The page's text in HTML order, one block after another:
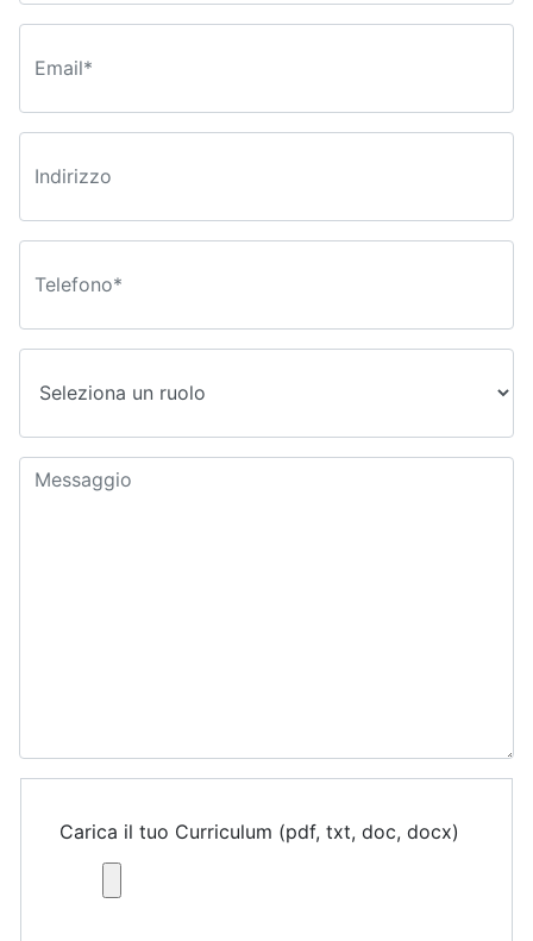
Carica il tuo Curriculum (pdf, txt, doc, docx)